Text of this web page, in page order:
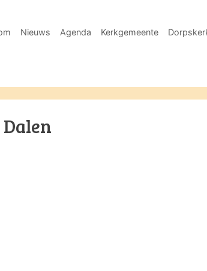
Nieuws Agenda Kerkgemeente